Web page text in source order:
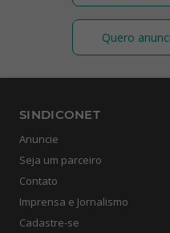
Quero
SINDICONET
Anuncie
Seja um parceiro
Contato
Imprensa e Jornalismo
Cadastre-se